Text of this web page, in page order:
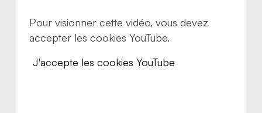
Pour visionner cette vidéo, vous devez
accepter les cookies YouTube.
J'accepte les cookies YouTube